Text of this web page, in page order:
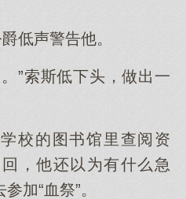
低声警告他。
”索斯低下头，做出一
校的图书馆里查阅资
，他还以为有什么急
加“血祭”。